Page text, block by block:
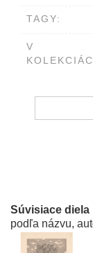
TAGY:
V
Súvisiace diela
podľa názvu,